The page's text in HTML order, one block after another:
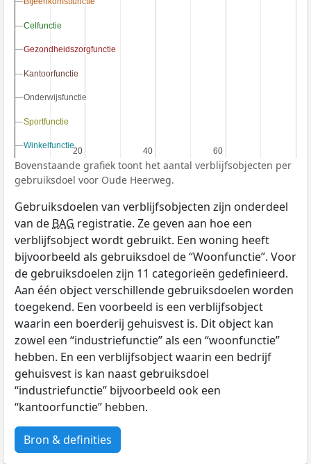
20
20 40
40 60
60
Celfunctie
Celfunctie
Gezondheidszorgfunctie
Gezondheidszorgfunctie
Kantoorfunctie
Kantoorfunctie
Onderwijsfunctie
Onderwijsfunctie
Sportfunctie
Sportfunctie
Winkelfunctie
Winkelfunctie
Bovenstaande grafiek toont het aantal verblijfsobjecten per
gebruiksdoel voor Oude Heerweg.
Gebruiksdoelen van verblijfsobjecten zijn onderdeel
van de BAG registratie. Ze geven aan hoe een
verblijfsobject wordt gebruikt. Een woning heeft
bijvoorbeeld als gebruiksdoel de “Woonfunctie”. Voor
de gebruiksdoelen zijn 11 categorieën gedefinieerd.
Aan één object verschillende gebruiksdoelen worden
toegekend. Een voorbeeld is een verblijfsobject
waarin een boerderij gehuisvest is. Dit object kan
zowel een “industriefunctie” als een “woonfunctie”
hebben. En een verblijfsobject waarin een bedrijf
gehuisvest is kan naast gebruiksdoel
“industriefunctie” bijvoorbeeld ook een
“kantoorfunctie” hebben.
Bron & definities